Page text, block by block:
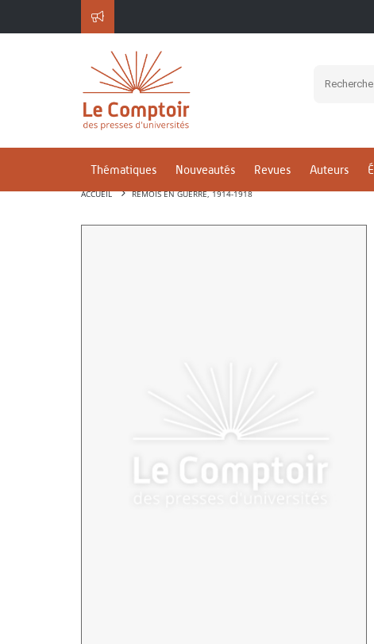
Thématiques Nouveautés Revues Auteurs
ACCUEIL RÉMOIS EN GUERRE, 1914-1918